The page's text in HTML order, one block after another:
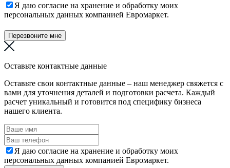
Я даю согласие на хранение и обработку моих
персональных данных компанией Евромаркет.
Перезвоните мне
Оставьте контактные данные
Оставьте свои контактные данные – наш менеджер свяжется с
вами для уточнения деталей и подготовки расчета. Каждый
расчет уникальный и готовится под специфику бизнеса
нашего клиента.
Я даю согласие на хранение и обработку моих
персональных данных компанией Евромаркет.